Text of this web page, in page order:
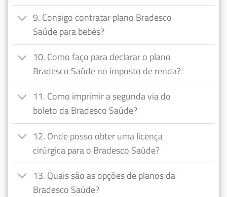
9. Consigo contratar plano Bradesco
Saúde para bebês?
10. Como faço para declarar o plano
Bradesco Saúde no imposto de renda?
11. Como imprimir a segunda via do
boleto da Bradesco Saúde?
12. Onde posso obter uma licença
cirúrgica para o Bradesco Saúde?
13. Quais são as opções de planos da
Bradesco Saúde?